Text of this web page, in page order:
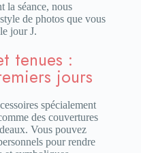
la séance, nous
de photos que vous
jour J.
tenues :
jours
spécialement
des couvertures
Vous pouvez
pour rendre